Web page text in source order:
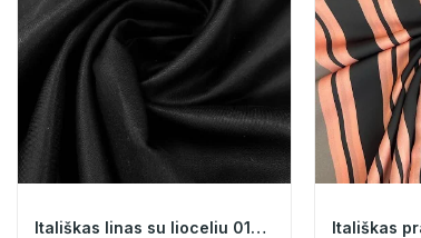
Itališkas linas su lioceliu 014212